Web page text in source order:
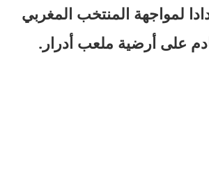
لمواجهة المنتخب المغربي
على أرضية ملعب أدرار.